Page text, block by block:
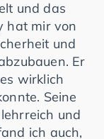
und das
hat mir von
und
Er
wirklich
Seine
und
ich auch,